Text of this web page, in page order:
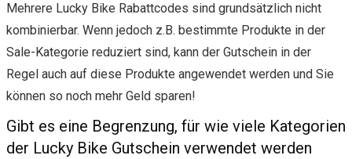
Mehrere Lucky Bike Rabattcodes sind grundsätzlich nicht
kombinierbar. Wenn jedoch z.B. bestimmte Produkte in der
Sale-Kategorie reduziert sind, kann der Gutschein in der
Regel auch auf diese Produkte angewendet werden und Sie
können so noch mehr Geld sparen!
Gibt es eine Begrenzung, für wie viele Kategorien
der Lucky Bike Gutschein verwendet werden